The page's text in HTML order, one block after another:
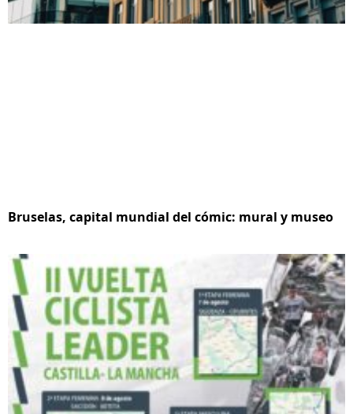
Bruselas, capital mundial del cómic: mural y museo